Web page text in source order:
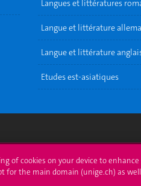
Langues et littératures
Langue et littérature
Langue et littérature
Etudes est-asiatiques
Immatriculations
of cookies on your device to
for the main domain (unige.ch) as